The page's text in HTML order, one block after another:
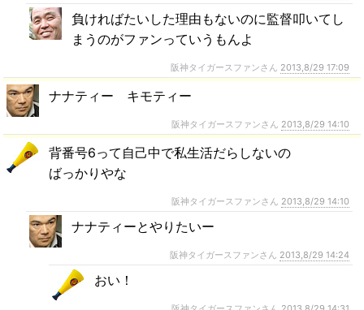
負ければたいした理由もないのに監督叩いてし
まうのがファンっていうもんよ
阪神タイガースファンさん 2013,8/29 17:09
ナナティー キモティー
阪神タイガースファンさん 2013,8/29 14:10
背番号6って自己中で私生活だらしないの
ばっかりやな
阪神タイガースファンさん 2013,8/29 14:10
ナナティーとやりたいー
阪神タイガースファンさん 2013,8/29 14:24
おい！